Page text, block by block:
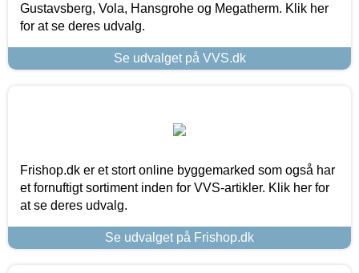
Gustavsberg, Vola, Hansgrohe og Megatherm. Klik her
for at se deres udvalg.
Se udvalget på VVS.dk
Frishop.dk er et stort online byggemarked som også har
et fornuftigt sortiment inden for VVS-artikler. Klik her for
at se deres udvalg.
Se udvalget på Frishop.dk